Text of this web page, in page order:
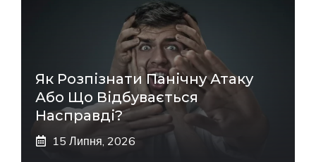
Як Розпізнати Панічну Атаку
Або Що Відбувається
Насправді?
15 Липня, 2026